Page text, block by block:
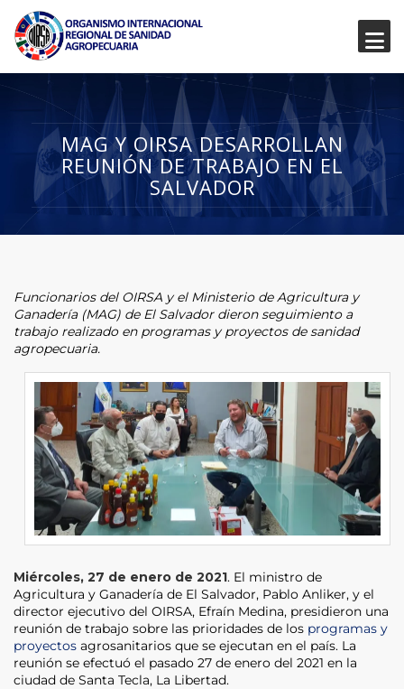
MAG Y OIRSA DESARROLLAN
REUNIÓN DE TRABAJO EN EL
SALVADOR
Funcionarios del OIRSA y el Ministerio de Agricultura y
Ganadería (MAG) de El Salvador dieron seguimiento a
trabajo realizado en programas y proyectos de sanidad
agropecuaria.
Miércoles, 27 de enero de 2021. El ministro de
Agricultura y Ganadería de El Salvador, Pablo Anliker, y el
director ejecutivo del OIRSA, Efraín Medina, presidieron una
reunión de trabajo sobre las prioridades de los programas y
proyectos agrosanitarios que se ejecutan en el país. La
reunión se efectuó el pasado 27 de enero del 2021 en la
ciudad de Santa Tecla, La Libertad.